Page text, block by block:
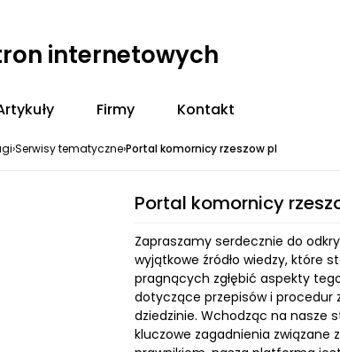
internetowych
Firmy Kontakt
›Serwisy tematyczne›Portal komornicy rzeszow pl
Portal komornicy
Zapraszamy serdecznie do
wyjątkowe źródło wiedzy, które
pragnących zgłębić aspekty
dotyczące przepisów i procedur
dziedzinie. Wchodząc na nasze
kluczowe zagadnienia związane